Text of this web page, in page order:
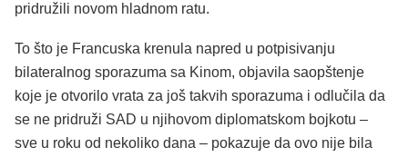
pridružili novom hladnom ratu.
To što je Francuska krenula napred u potpisivanju
bilateralnog sporazuma sa Kinom, objavila saopštenje
koje je otvorilo vrata za još takvih sporazuma i odlučila da
se ne pridruži SAD u njihovom diplomatskom bojkotu –
sve u roku od nekoliko dana – pokazuje da ovo nije bila